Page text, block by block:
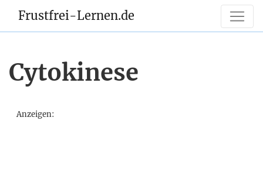
Frustfrei-Lernen.de
Cytokinese
Anzeigen: